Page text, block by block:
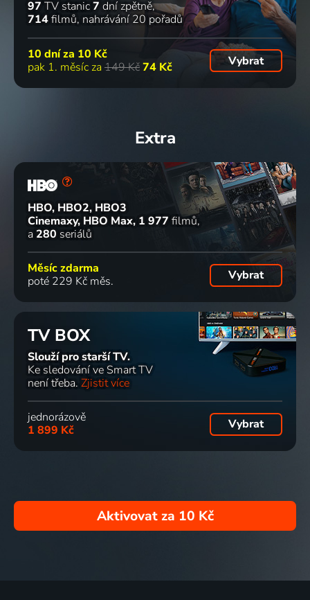
97 TV stanic7 dní zpětně
714filmů nahrávání 20 pořadů
10 dní za 10 Kč
pak 1. měsíc za 149 Kč74 Kč Vybrat
Extra
HBO, HBO2, HBO3
Cinemaxy, HBO Max 1 977 filmů
a 280 seriálů
Měsíc zdarma
poté 229 Kč měs.
Vybrat
TV BOX
Slouží pro starší TV.
Ke sledování ve Smart TV
není třeba. Zjistit více
jednorázově
1 899 Kč
Vybrat
Aktivovat za 10 Kč